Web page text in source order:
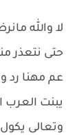
لا والله
حتى نتعذر
عم مهنا رد
يبنت العرب
وتعالى يكول